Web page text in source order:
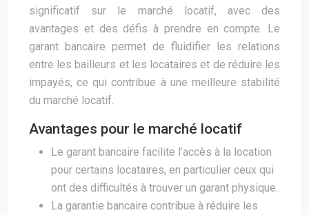
significatif sur le marché locatif, avec des
avantages et des défis à prendre en compte. Le
garant bancaire permet de fluidifier les relations
entre les bailleurs et les locataires et de réduire les
impayés, ce qui contribue à une meilleure stabilité
du marché locatif.
Avantages pour le marché locatif
Le garant bancaire facilite l’accès à la location
pour certains locataires, en particulier ceux qui
ont des difficultés à trouver un garant physique.
La garantie bancaire contribue à réduire les